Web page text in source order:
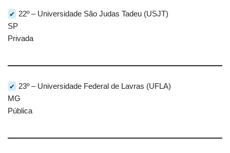
✔ 22º – Universidade São Judas Tadeu (USJT)
SP
Privada
✔ 23º – Universidade Federal de Lavras (UFLA)
MG
Pública